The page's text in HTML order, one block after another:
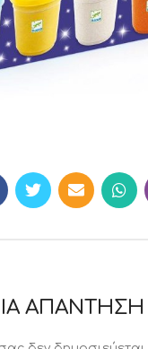
ΑΠΆΝΤΗΣΗ